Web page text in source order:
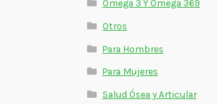
Omega 3 Y Omega 369
Otros
Para Hombres
Para Mujeres
Salud Ósea y Articular